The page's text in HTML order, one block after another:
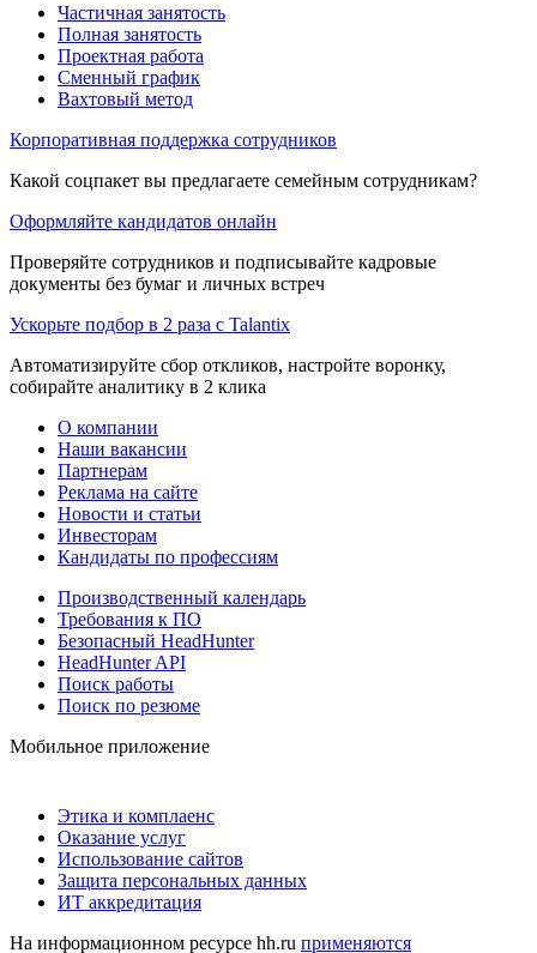
Частичная занятость
Полная занятость
Проектная работа
Сменный график
Вахтовый метод
Корпоративная поддержка сотрудников
Какой соцпакет вы предлагаете семейным сотрудникам?
Оформляйте кандидатов онлайн
Проверяйте сотрудников и подписывайте кадровые
документы без бумаг и личных встреч
Ускорьте подбор в 2 раза с Talantix
Автоматизируйте сбор откликов, настройте воронку,
собирайте аналитику в 2 клика
О компании
Наши вакансии
Партнерам
Реклама на сайте
Новости и статьи
Инвесторам
Кандидаты по профессиям
Производственный календарь
Требования к ПО
Безопасный HeadHunter
HeadHunter API
Поиск работы
Поиск по резюме
Мобильное приложение
Этика и комплаенс
Оказание услуг
Использование сайтов
Защита персональных данных
ИТ аккредитация
На информационном ресурсе hh.ru применяются